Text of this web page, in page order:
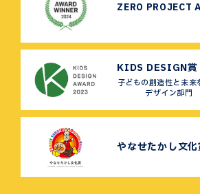
ZERO PROJECT
KIDS DESIGN賞
子どもの創造性と未来
デザイン部門
やなせたかし文